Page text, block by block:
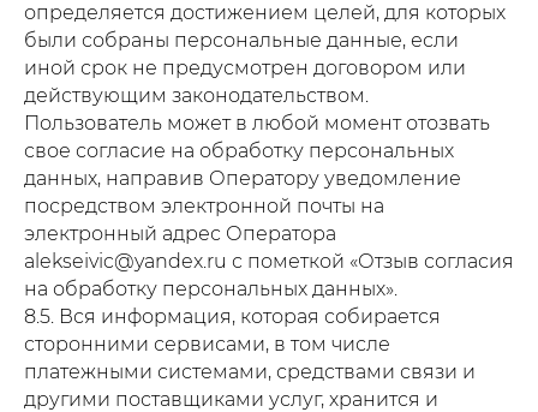
определяется достижением целей, для которых
были собраны персональные данные, если
иной срок не предусмотрен договором или
действующим законодательством.
Пользователь может в любой момент отозвать
свое согласие на обработку персональных
данных, направив Оператору уведомление
посредством электронной почты на
электронный адрес Оператора
alekseivic@yandex.ru с пометкой «Отзыв согласия
на обработку персональных данных».
8.5. Вся информация, которая собирается
сторонними сервисами, в том числе
платежными системами, средствами связи и
другими поставщиками услуг, хранится и
Основной телефон:
+7 949 500-03-00
211 (для ДНР)
Дополнительный телефон:
+7 949 509-56-94
Работаем:
Круглосуточно
без выходных